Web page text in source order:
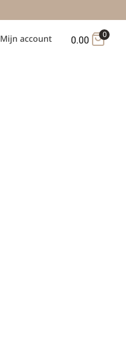
Mijn account 0.00
0